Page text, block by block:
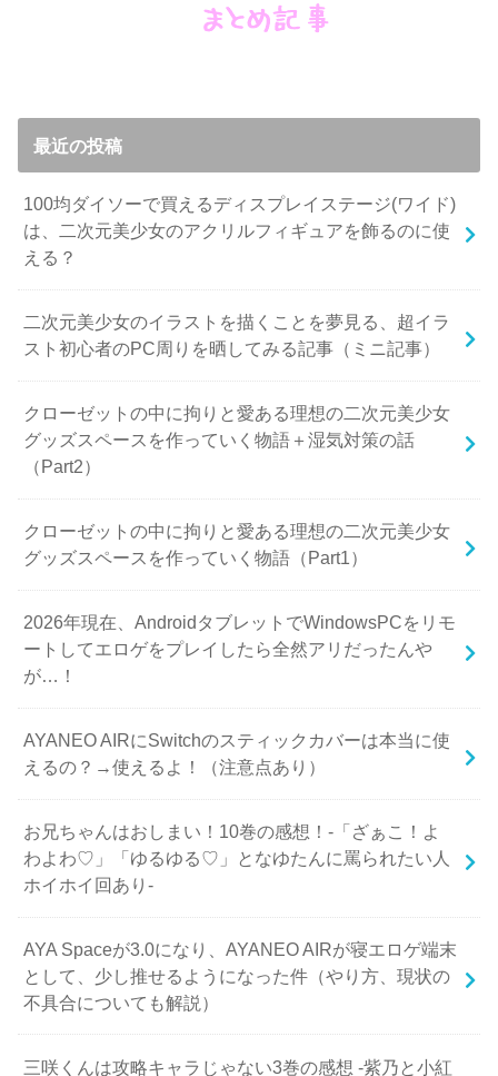
最近の投稿
100均ダイソーで買えるディスプレイステージ(ワイド)
は、二次元美少女のアクリルフィギュアを飾るのに使
える？
二次元美少女のイラストを描くことを夢見る、超イラ
スト初心者のPC周りを晒してみる記事（ミニ記事）
クローゼットの中に拘りと愛ある理想の二次元美少女
グッズスペースを作っていく物語＋湿気対策の話
（Part2）
クローゼットの中に拘りと愛ある理想の二次元美少女
グッズスペースを作っていく物語（Part1）
2026年現在、AndroidタブレットでWindowsPCをリモ
ートしてエロゲをプレイしたら全然アリだったんや
が…！
AYANEO AIRにSwitchのスティックカバーは本当に使
えるの？→使えるよ！（注意点あり）
お兄ちゃんはおしまい！10巻の感想！-「ざぁこ！よ
わよわ♡」「ゆるゆる♡」となゆたんに罵られたい人
ホイホイ回あり-
AYA Spaceが3.0になり、AYANEO AIRが寝エロゲ端末
として、少し推せるようになった件（やり方、現状の
不具合についても解説）
三咲くんは攻略キャラじゃない3巻の感想 -紫乃と小紅